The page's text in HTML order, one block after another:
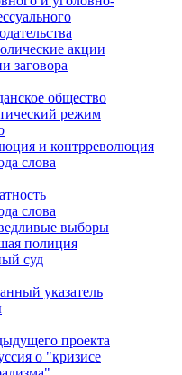
акции
заговора
общество
режим
и контрреволюция
слова
слова
выборы
полиция
суд
указатель
проекта
о "кризисе